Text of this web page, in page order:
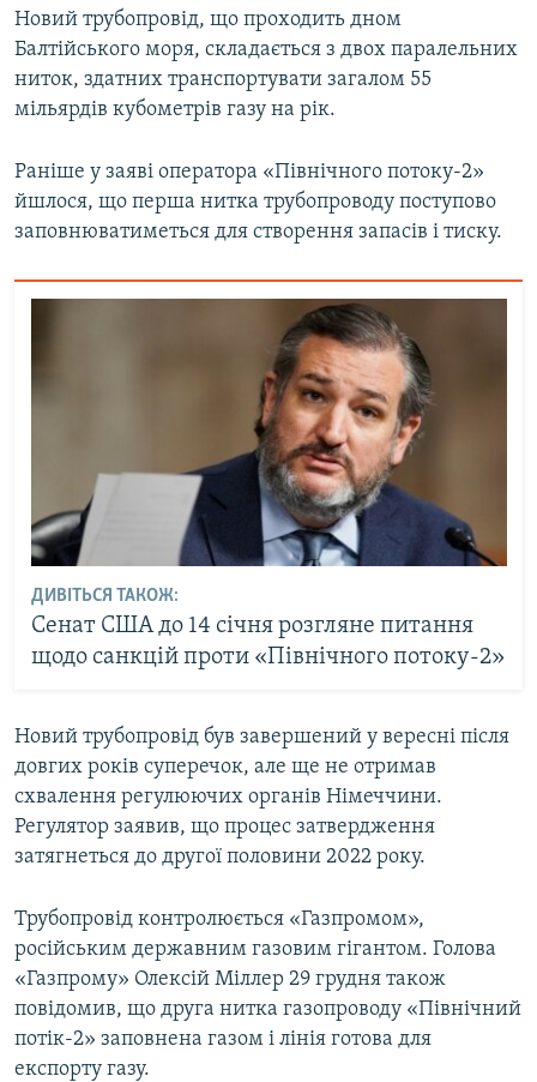
Новий трубопровід, що проходить дном
Балтійського моря, складається з двох паралельних
ниток, здатних транспортувати загалом 55
мільярдів кубометрів газу на рік.
Раніше у заяві оператора «Північного потоку-2»
йшлося, що перша нитка трубопроводу поступово
заповнюватиметься для створення запасів і тиску.
ДИВІТЬСЯ ТАКОЖ:
Сенат США до 14 січня розгляне питання
щодо санкцій проти «Північного потоку-2»
Новий трубопровід був завершений у вересні після
довгих років суперечок, але ще не отримав
схвалення регулюючих органів Німеччини.
Регулятор заявив, що процес затвердження
затягнеться до другої половини 2022 року.
Трубопровід контролюється «Газпромом»,
російським державним газовим гігантом. Голова
«Газпрому» Олексій Міллер 29 грудня також
повідомив, що друга нитка газопроводу «Північний
потік-2» заповнена газом і лінія готова для
експорту газу.